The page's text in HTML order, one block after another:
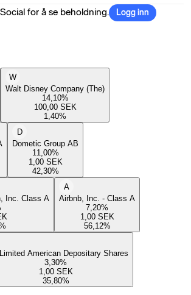
for å se beholdning. Logg inn
W
Walt Disney Company (The)
14,10%
100,00 SEK
1,40%
D
Dometic Group AB
11,00%
1,00 SEK
42,30%
Inc. Class A
A
Airbnb, Inc. - Class A
7,20%
1,00 SEK
56,12%
American Depositary Shares
3,30%
1,00 SEK
35,80%